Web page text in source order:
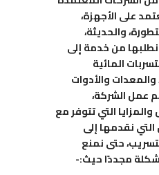
على الأجهزة،
والحديثة،
نطلبها من خدمة إلى
المائية
والأدوات
عمل الشركة،
التي تتوفر مع
نقدمها إلى
حتى نمنع
مجددًا حيث:-